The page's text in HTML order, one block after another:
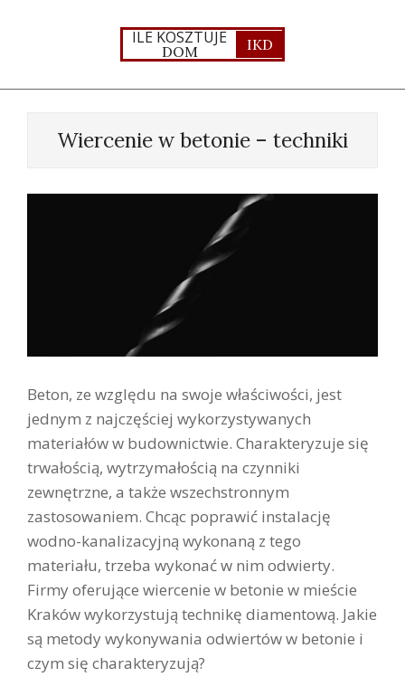
ILE KOSZTUJE
DOM IKD
Wiercenie w betonie – techniki
Beton, ze względu na swoje właściwości, jest
jednym z najczęściej wykorzystywanych
materiałów w budownictwie. Charakteryzuje się
trwałością, wytrzymałością na czynniki
zewnętrzne, a także wszechstronnym
zastosowaniem. Chcąc poprawić instalację
wodno-kanalizacyjną wykonaną z tego
materiału, trzeba wykonać w nim odwierty.
Firmy oferujące wiercenie w betonie w mieście
Kraków wykorzystują technikę diamentową. Jakie
są metody wykonywania odwiertów w betonie i
czym się charakteryzują?